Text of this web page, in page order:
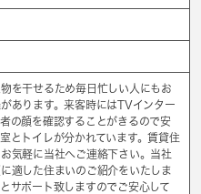
を干せるため毎日忙しい人にもお
あります。来客時にはTVインター
の顔を確認することがきるので安
とトイレが分かれています。賃貸住
気軽に当社へご連絡下さい。当社
適した住まいのご紹介をいたしま
サポート致しますのでご安心して